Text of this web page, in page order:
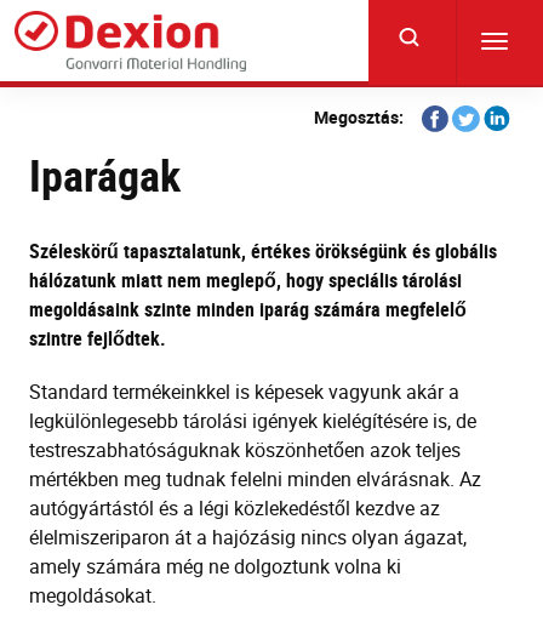
Skip
main
content
Megosztás:
Share
on
Share
on
Share
Iparágak
Széleskörű tapasztalatunk, értékes örökségünk és globális
hálózatunk miatt nem meglepő, hogy speciális tárolási
megoldásaink szinte minden iparág számára megfelelő
szintre fejlődtek.
Standard termékeinkkel is képesek vagyunk akár a
legkülönlegesebb tárolási igények kielégítésére is, de
testreszabhatóságuknak köszönhetően azok teljes
mértékben meg tudnak felelni minden elvárásnak. Az
autógyártástól és a légi közlekedéstől kezdve az
élelmiszeriparon át a hajózásig nincs olyan ágazat,
amely számára még ne dolgoztunk volna ki
megoldásokat.